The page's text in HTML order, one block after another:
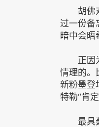
胡佛对
过一份备
暗中会晤
正因为
情理的。
新粉墨登
特勒“肯
最具轰